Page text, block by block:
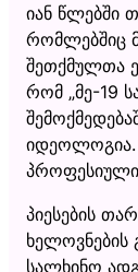
იან წლებში
რომლებშიც
შეთქმულთა
რომ „მე-19
იდეოლოგია.
პროფესიული
პიესების
ხელოვნების
სალხინო